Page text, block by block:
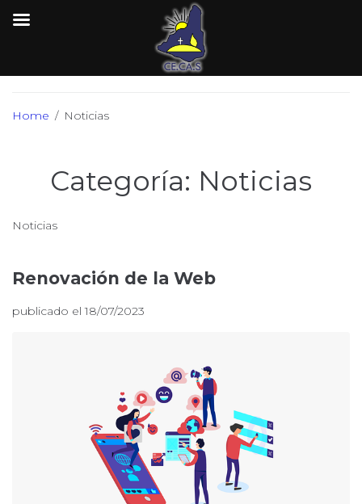
content
Home / Noticias
Categoría: Noticias
Noticias
Renovación de la Web
publicado el18/07/2023